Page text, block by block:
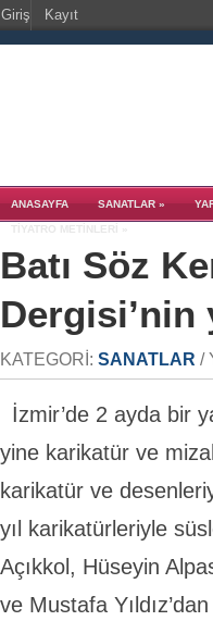
ANASAYFA SANATLAR»
TIYATRO METINLERI »
Batı Söz
Dergisi’nin
KATEGORI: SANATLAR /
İzmir’de 2 ayda bir
yine karikatür ve
karikatür ve
yıl karikatürleriyle
Açıkkol, Hüseyin
ve Mustafa
Giriş Kayıt